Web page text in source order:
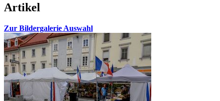
Artikel
Zur Bildergalerie Auswahl